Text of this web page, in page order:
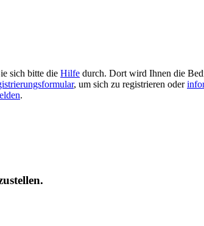
sich bitte die Hilfe durch. Dort wird Ihnen die
, um sich zu registrieren oder
.